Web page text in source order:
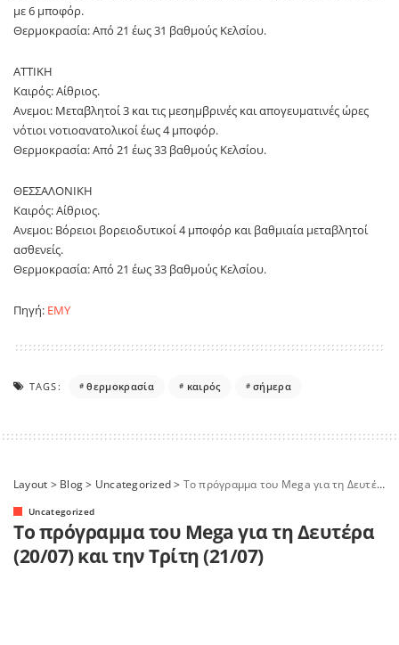
με 6 μποφόρ.
Θερμοκρασία: Από 21 έως 31 βαθμούς Κελσίου.
ΑΤΤΙΚΗ
Καιρός: Αίθριος.
Ανεμοι: Μεταβλητοί 3 και τις μεσημβρινές και απογευματινές ώρες
νότιοι νοτιοανατολικοί έως 4 μποφόρ.
Θερμοκρασία: Από 21 έως 33 βαθμούς Κελσίου.
ΘΕΣΣΑΛΟΝΙΚΗ
Καιρός: Αίθριος.
Ανεμοι: Βόρειοι βορειοδυτικοί 4 μποφόρ και βαθμιαία μεταβλητοί
ασθενείς.
Θερμοκρασία: Από 21 έως 33 βαθμούς Κελσίου.
Πηγή: EMY
TAGS: θερμοκρασία καιρός σήμερα
Layout > Blog> Uncategorized> Το πρόγραμμα του Mega για τη Δευτέρα (20/07) και την Τρίτη (21/07)
Uncategorized
Το πρόγραμμα του Mega για τη Δευτέρα
(20/07) και την Τρίτη (21/07)